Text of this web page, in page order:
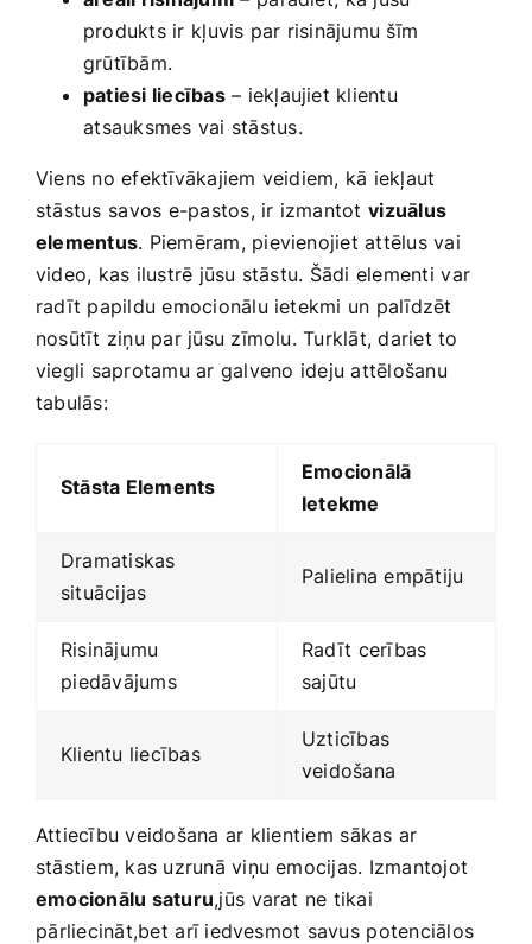
produkts ir⁤ kļuvis par‌ risinājumu šīm
grūtībām.
patiesi liecības– iekļaujiet klientu
⁤atsauksmes vai stāstus.
Viens​ no efektīvākajiem veidiem, kā iekļaut
‍stāstus⁣ savos e-pastos, ir izmantot⁣vizuālus
elementus. Piemēram, pievienojiet attēlus vai
video, kas ilustrē jūsu stāstu.‌ Šādi elementi⁣ var
radīt papildu emocionālu ietekmi un palīdzēt
nosūtīt ziņu ​par jūsu zīmolu. Turklāt, dariet to
viegli saprotamu ar galveno⁤ ideju ‍attēlošanu
tabulās:
Stāsta‍ Elements
Emocionālā
Ietekme
Dramatiskas
situācijas
Palielina empātiju
Risinājumu
⁣piedāvājums
Radīt ⁢cerības
sajūtu
Klientu liecības
Uzticības
veidošana
Attiecību veidošana ⁢ar​ klientiem ⁤sākas ar
stāstiem, kas ‍uzrunā ​viņu emocijas. Izmantojot
emocionālu​ saturu,jūs⁤ varat ne tikai
⁣pārliecināt,bet ⁢arī iedvesmot savus ⁤potenciālos